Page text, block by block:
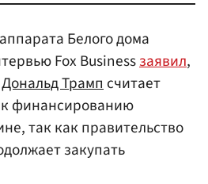
Белого дома
Fox Businessзаявил,
Дональд Трампсчитает
финансированию
так как правительство
закупать